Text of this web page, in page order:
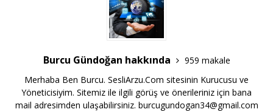
Burcu Gündoğan hakkında
959 makale
Merhaba Ben Burcu. SesliArzu.Com sitesinin Kurucusu ve
Yöneticisiyim. Sitemiz ile ilgili görüş ve önerileriniz için bana
mail adresimden ulaşabilirsiniz. burcugundogan34@gmail.com